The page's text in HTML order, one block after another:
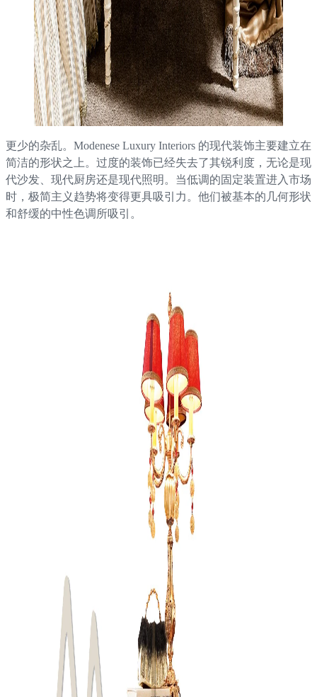
更少的杂乱。Modenese Luxury Interiors 的现代装饰主要建立在
简洁的形状之上。过度的装饰已经失去了其锐利度，无论是现
代沙发、现代厨房还是现代照明。当低调的固定装置进入市场
时，极简主义趋势将变得更具吸引力。他们被基本的几何形状
和舒缓的中性色调所吸引。